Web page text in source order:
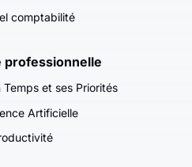
comptabilité
Temps et ses Priorités
Artificielle